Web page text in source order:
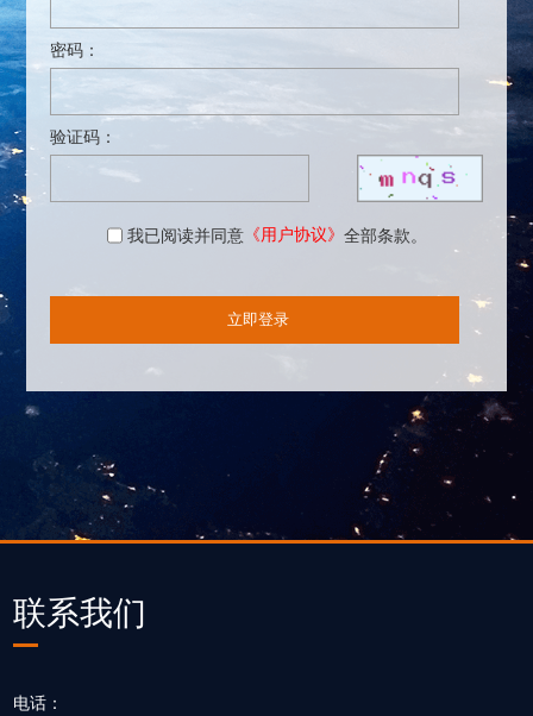
密码：
验证码：
我已阅读并同意《用户协议》 全部条款。
联系我们
电话：